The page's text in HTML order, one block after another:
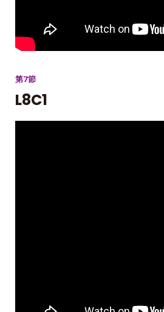
第7節
L8C1